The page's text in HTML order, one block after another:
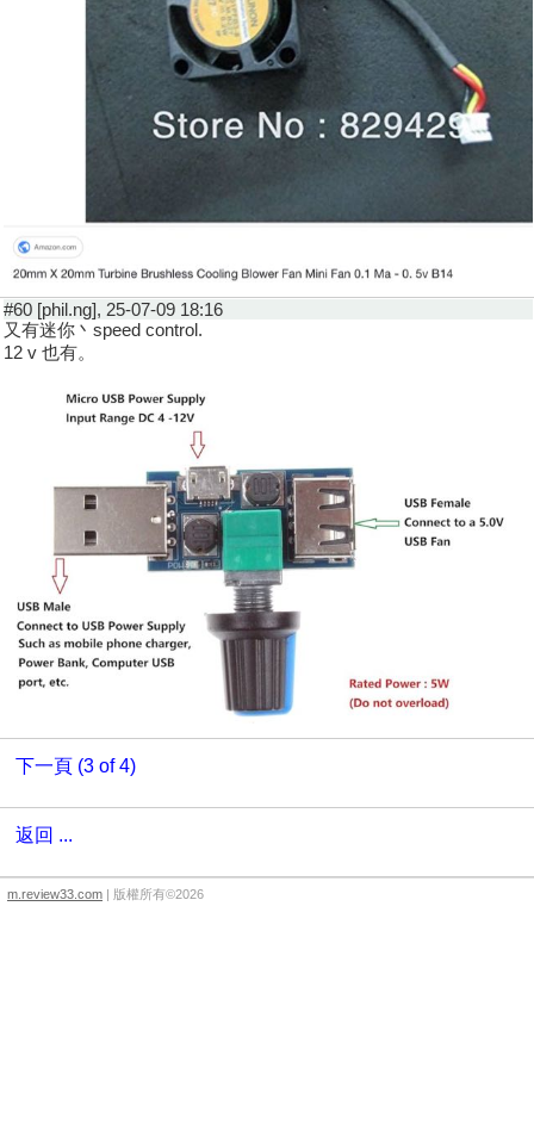
#60 [phil.ng], 25-07-09 18:16
又有迷你丶speed control.
12 v 也有。
下一頁 (3 of 4)
返回 ...
m.review33.com | 版權所有©2026